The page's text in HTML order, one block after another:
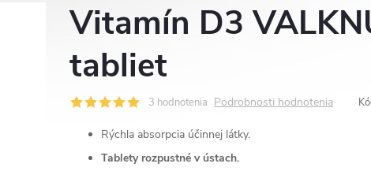
Vitamín D3
tabliet
3 hodnotenia Podrobnosti hodnotenia
Rýchla absorpcia účinnej látky.
Tablety rozpustné v ústach.